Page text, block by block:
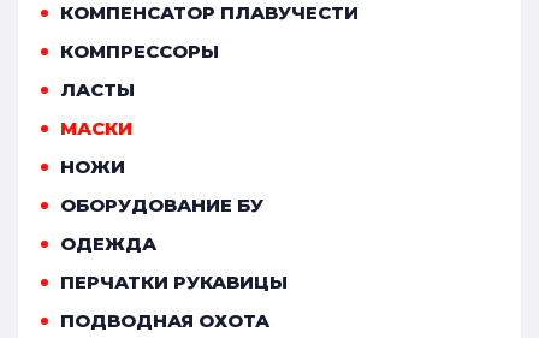
КОМПЕНСАТОР ПЛАВУЧЕСТИ
КОМПРЕССОРЫ
ЛАСТЫ
МАСКИ
НОЖИ
ОБОРУДОВАНИЕ БУ
ОДЕЖДА
ПЕРЧАТКИ РУКАВИЦЫ
ПОДВОДНАЯ ОХОТА